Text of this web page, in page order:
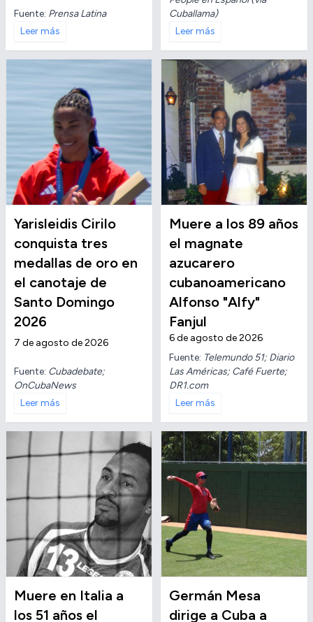
Fuente: Prensa Latina
Leer más
Cuballama)
Leer más
Yarisleidis Cirilo
conquista tres
medallas de oro en
el canotaje de
Santo Domingo
2026
7 de agosto de 2026
Fuente: Cubadebate;
OnCubaNews
Leer más
Muere a los 89 años
el magnate
azucarero
cubanoamericano
Alfonso "Alfy"
Fanjul
6 de agosto de 2026
Fuente: Telemundo 51; Diario
Las Américas; Café Fuerte;
DR1.com
Leer más
Muere en Italia a
los 51 años el
Germán Mesa
dirige a Cuba a